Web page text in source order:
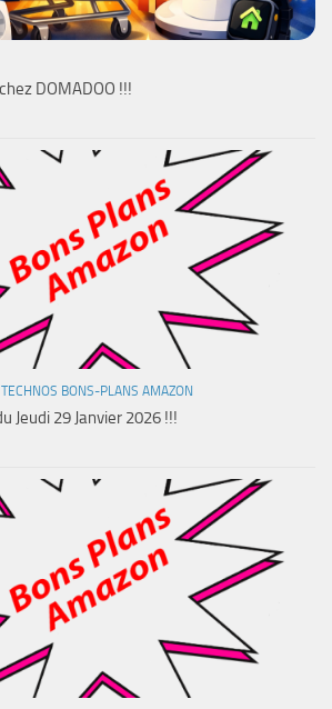
DOMADOO !!!
TECHNOS BONS-PLANS AMAZON
Jeudi 29 Janvier 2026 !!!